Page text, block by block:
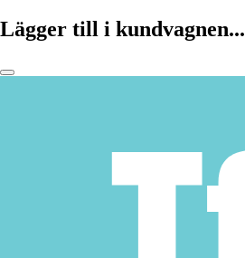
Lägger till i kundvagnen...